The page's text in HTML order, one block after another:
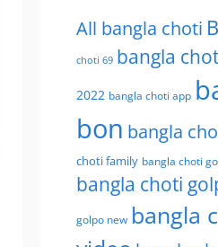
All bangla choti
choti 69 bangla
2022 bangla choti app
bon bangla
choti family bangla choti
bangla choti
golpo new bangla